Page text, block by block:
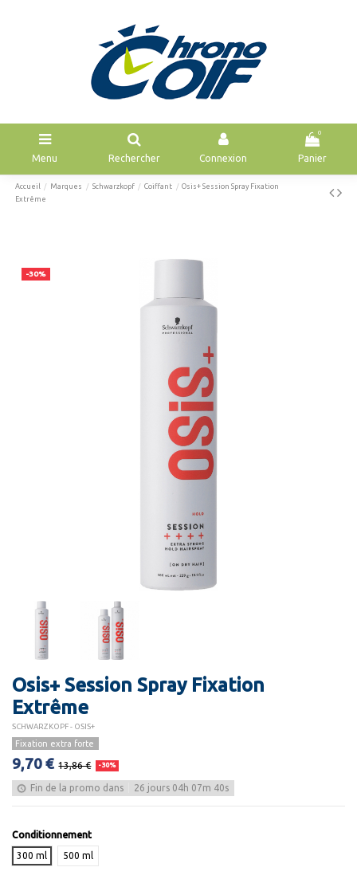
Menu Rechercher Connexion
0
Panier
Accueil Marques Schwarzkopf Coiffant
Osis+ Session Spray Fixation
Extrême
-30%
Osis+ Session Spray Fixation
Extrême
SCHWARZKOPF - OSIS+
Fixation extra forte
9,70 € 13,86 € -30%
Fin de la promo dans 26 jours 04h 07m 40s
Conditionnement
300 ml
500 ml